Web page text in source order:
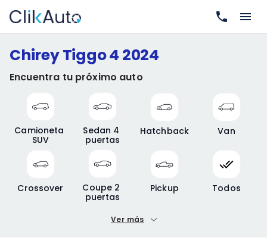
Chirey Tiggo 4 2024
Encuentra tu próximo auto
Camioneta
SUV
Sedan 4
puertas
Hatchback Van
Crossover
Coupe 2
puertas
Pickup Todos
Precio máximo
Ver más